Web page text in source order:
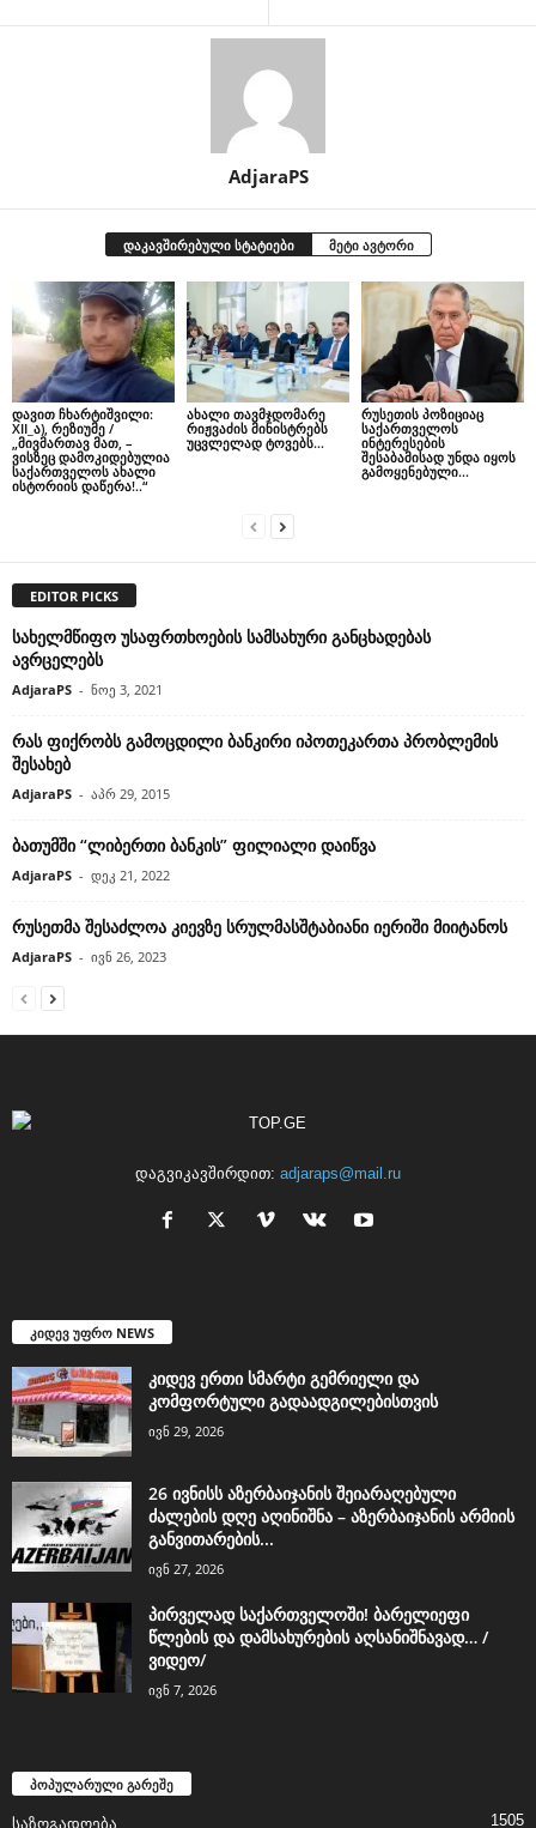
AdjaraPS
დაკავშირებული სტატიები მეტი ავტორი
დავით ჩხარტიშვილი:
XII_ა), რეზიუმე /
„მივმართავ მათ, –
ვისზეც დამოკიდებულია
საქართველოს ახალი
ისტორიის დაწერა!..“
ახალი თავმჯდომარე
რიჟვაძის მინისტრებს
უცვლელად ტოვებს…
რუსეთის პოზიციაც
საქართველოს
ინტერესების
შესაბამისად უნდა იყოს
გამოყენებული…
EDITOR PICKS
სახელმწიფო უსაფრთხოების სამსახური განცხადებას
ავრცელებს
AdjaraPS - ნოე 3, 2021
რას ფიქრობს გამოცდილი ბანკირი იპოთეკართა პრობლემის
შესახებ
AdjaraPS - აპრ 29, 2015
ბათუმში “ლიბერთი ბანკის” ფილიალი დაიწვა
AdjaraPS - დეკ 21, 2022
რუსეთმა შესაძლოა კიევზე სრულმასშტაბიანი იერიში მიიტანოს
AdjaraPS - ივნ 26, 2023
დაგვიკავშირდით: adjaraps@mail.ru
კიდევ უფრო NEWS
კიდევ ერთი სმარტი გემრიელი და
კომფორტული გადაადგილებისთვის
ივნ 29, 2026
26 ივნისს აზერბაიჯანის შეიარაღებული
ძალების დღე აღინიშნა – აზერბაიჯანის არმიის
განვითარების...
ივნ 27, 2026
პირველად საქართველოში! ბარელიეფი
წლების და დამსახურების აღსანიშნავად… /
ვიდეო/
ივნ 7, 2026
პოპულარული გარეშე
საზოგადოება 1505